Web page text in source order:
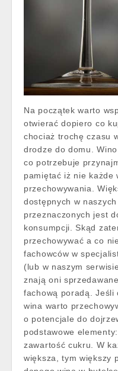
Na początek warto
otwierać dopiero co
chociaż trochę czasu
drodze do domu.
co potrzebuje
pamiętać iż nie każde
przechowywania.
dostępnych w
przeznaczonych jest
konsumpcji. Skąd
przechowywać a co
fachowców w
(lub w naszym
znają oni
fachową poradą. Jeśli
wina warto
o potencjale do
podstawowe
zawartość cukru. W
większa, tym większy